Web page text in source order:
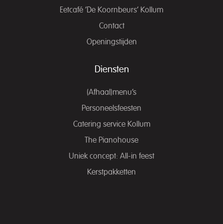
Eetcafé ‘De Koornbeurs’ Kollum
Contact
Openingstijden
Diensten
(Afhaal)menu’s
Personeelsfeesten
Catering service Kollum
The Pianohouse
Uniek concept: All-in feest
Kerstpakketten